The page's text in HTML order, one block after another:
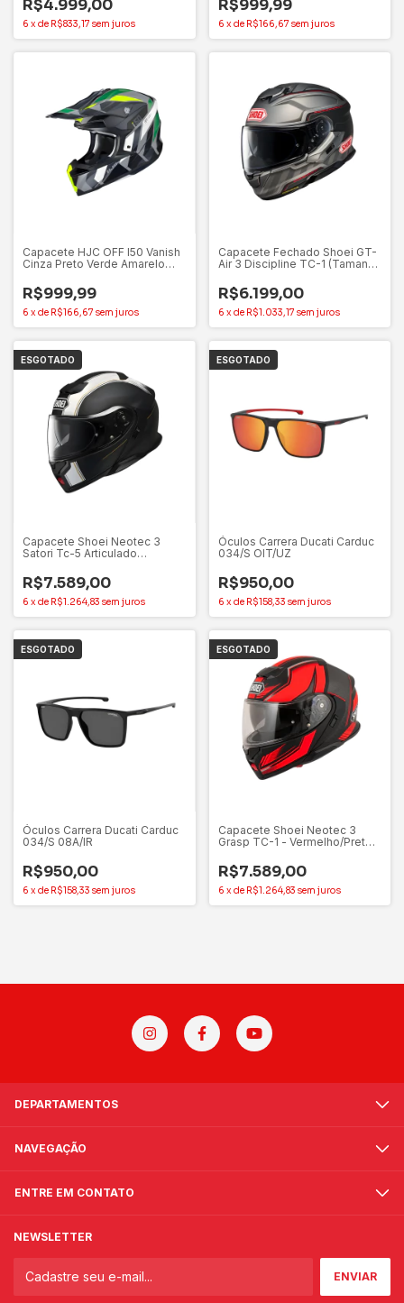
R$4.999,00
6 x de R$833,17 sem juros
R$999,99
6 x de R$166,67 sem juros
Capacete HJC OFF I50 Vanish
Cinza Preto Verde Amarelo
R$999,99
6 xde R$166,67 sem juros
Capacete Fechado Shoei GT-
Air 3 Discipline TC-1 (Tamanho
R$6.199,00
6 xde R$1.033,17 sem juros
ESGOTADO
Capacete Shoei Neotec 3
Satori Tc-5 Articulado
R$7.589,00
6 x de R$1.264,83 sem juros
ESGOTADO
Óculos Carrera Ducati Carduc
034/S OIT/UZ
R$950,00
6 x de R$158,33 sem juros
ESGOTADO
Óculos Carrera Ducati Carduc
034/S 08A/IR
R$950,00
6 xde R$158,33 sem juros
ESGOTADO
Capacete Shoei Neotec 3
Grasp TC-1 - Vermelho/Preto
R$7.589,00
6 xde R$1.264,83 sem juros
DEPARTAMENTOS
NAVEGAÇÃO
ENTRE EM CONTATO
NEWSLETTER